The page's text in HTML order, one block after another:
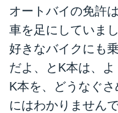
オートバイの免許
車を足にしていまし
好きなバイクにも
だよ、とK本は、
K本を、どうなぐ
にはわかりませんで